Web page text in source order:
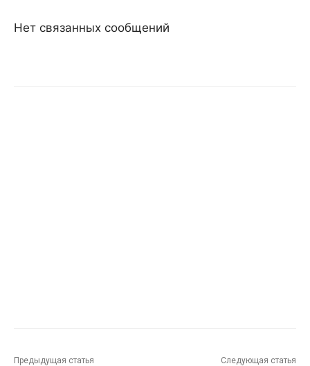
Нет связанных сообщений
Предыдущая статья Следующая статья